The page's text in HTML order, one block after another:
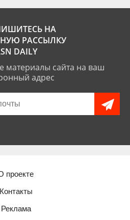
НА
РАССЫЛКУ
DAILY
материалы сайта на ваш
адрес
проекте
Контакты
Реклама